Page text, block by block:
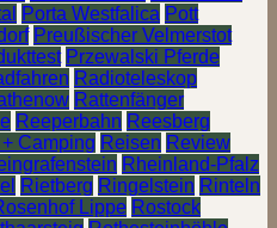
Porta Westfalica Pott
Preußischer Velmerstot
Przewalski Pferde
Radioteleskop
Rattenfänger
Reeperbahn Reesberg
Camping Reisen Review
Rheinland-Pfalz
Rietberg Ringelstein Rinteln
Lippe Rostock